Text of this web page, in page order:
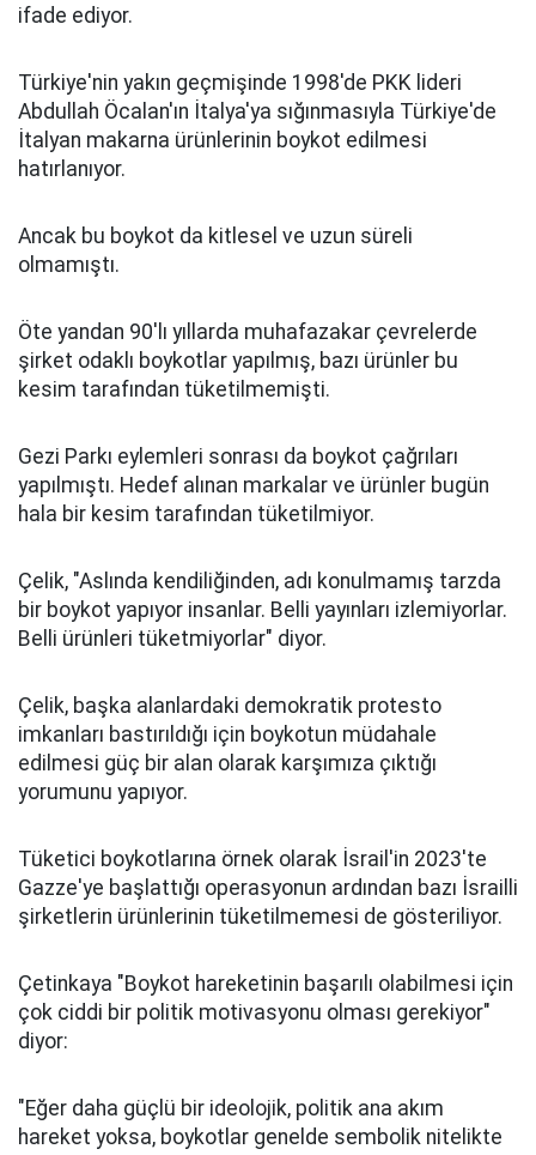
ifade ediyor.
Türkiye'nin yakın geçmişinde 1998'de PKK lideri
Abdullah Öcalan'ın İtalya'ya sığınmasıyla Türkiye'de
İtalyan makarna ürünlerinin boykot edilmesi
hatırlanıyor.
Ancak bu boykot da kitlesel ve uzun süreli
olmamıştı.
Öte yandan 90'lı yıllarda muhafazakar çevrelerde
şirket odaklı boykotlar yapılmış, bazı ürünler bu
kesim tarafından tüketilmemişti.
Gezi Parkı eylemleri sonrası da boykot çağrıları
yapılmıştı. Hedef alınan markalar ve ürünler bugün
hala bir kesim tarafından tüketilmiyor.
Çelik, "Aslında kendiliğinden, adı konulmamış tarzda
bir boykot yapıyor insanlar. Belli yayınları izlemiyorlar.
Belli ürünleri tüketmiyorlar" diyor.
Çelik, başka alanlardaki demokratik protesto
imkanları bastırıldığı için boykotun müdahale
edilmesi güç bir alan olarak karşımıza çıktığı
yorumunu yapıyor.
Tüketici boykotlarına örnek olarak İsrail'in 2023'te
Gazze'ye başlattığı operasyonun ardından bazı İsrailli
şirketlerin ürünlerinin tüketilmemesi de gösteriliyor.
Çetinkaya "Boykot hareketinin başarılı olabilmesi için
çok ciddi bir politik motivasyonu olması gerekiyor"
diyor:
"Eğer daha güçlü bir ideolojik, politik ana akım
hareket yoksa, boykotlar genelde sembolik nitelikte